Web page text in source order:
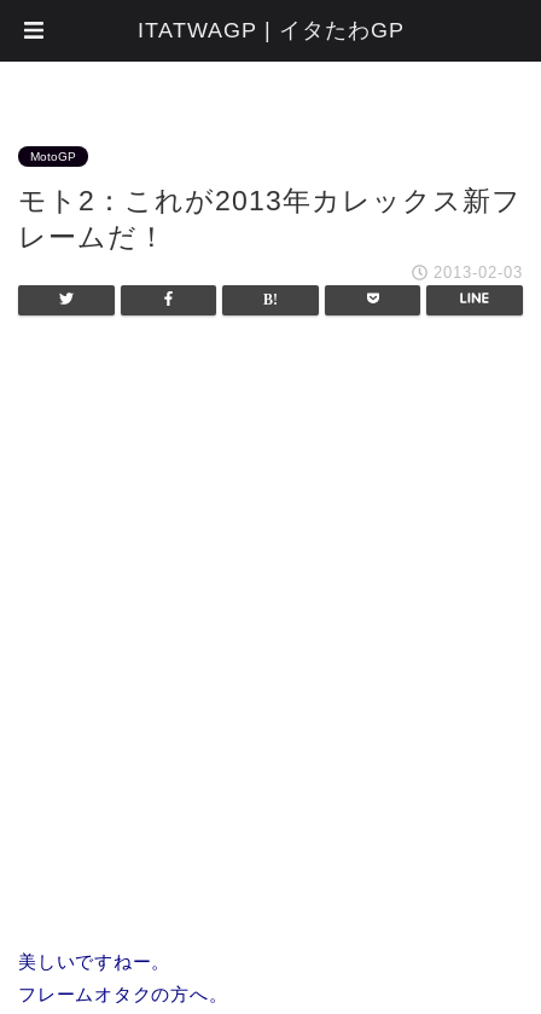
MotoGP
モト2：これが2013年カレックス新フ
レームだ！
2013-02-03
美しいですねー。
フレームオタクの方へ。
ITATWAGP | イタたわGP